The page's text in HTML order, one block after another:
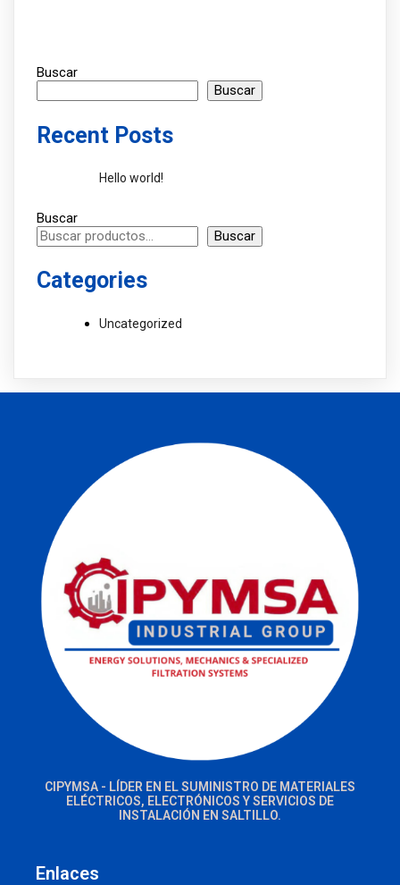
Buscar
Buscar
Recent Posts
Hello world!
Buscar
Buscar
Categories
Uncategorized
CIPYMSA - LÍDER EN EL SUMINISTRO DE MATERIALES
ELÉCTRICOS, ELECTRÓNICOS Y SERVICIOS DE
INSTALACIÓN EN SALTILLO.
Enlaces